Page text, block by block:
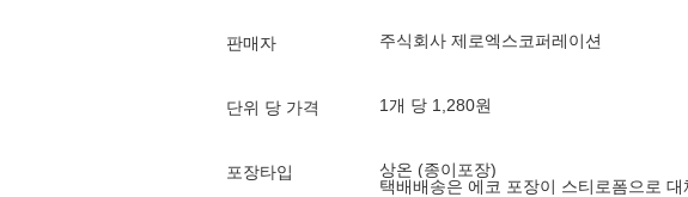
판매자 주식회사 제로엑스코퍼레이션
단위 당 가격 1개 당 1,280원
포장타입
상온 (종이포장)
택배배송은 에코 포장이 스티로폼으로 대